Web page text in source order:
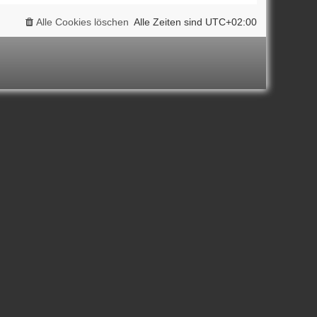
Alle Zeiten sind UTC+02:00
Alle Cookies löschen